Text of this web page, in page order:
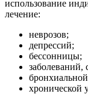
использование
лечение:
неврозов;
депрессий;
бессонницы;
заболеваний,
хронической